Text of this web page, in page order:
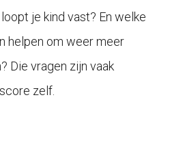
je kind vast? En welke
helpen om weer meer
Die vragen zijn vaak
zelf.